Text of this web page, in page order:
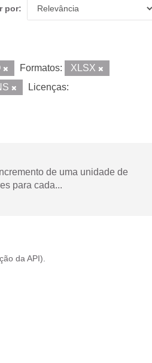
por
Formatos:
XLSX
Licenças:
de uma unidade de
para cada...
da API ).